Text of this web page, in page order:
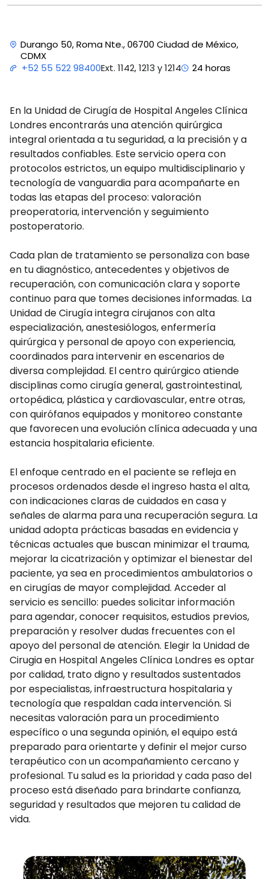
Durango 50, Roma Nte., 06700 Ciudad de México,
CDMX
+52 55 522 98400Ext. 1142, 1213 y 1214 24 horas
En la Unidad de Cirugía de Hospital Angeles Clínica
Londres encontrarás una atención quirúrgica
integral orientada a tu seguridad, a la precisión y a
resultados confiables. Este servicio opera con
protocolos estrictos, un equipo multidisciplinario y
tecnología de vanguardia para acompañarte en
todas las etapas del proceso: valoración
preoperatoria, intervención y seguimiento
postoperatorio.
Cada plan de tratamiento se personaliza con base
en tu diagnóstico, antecedentes y objetivos de
recuperación, con comunicación clara y soporte
continuo para que tomes decisiones informadas. La
Unidad de Cirugía integra cirujanos con alta
especialización, anestesiólogos, enfermería
quirúrgica y personal de apoyo con experiencia,
coordinados para intervenir en escenarios de
diversa complejidad. El centro quirúrgico atiende
disciplinas como cirugía general, gastrointestinal,
ortopédica, plástica y cardiovascular, entre otras,
con quirófanos equipados y monitoreo constante
que favorecen una evolución clínica adecuada y una
estancia hospitalaria eficiente.
El enfoque centrado en el paciente se refleja en
procesos ordenados desde el ingreso hasta el alta,
con indicaciones claras de cuidados en casa y
señales de alarma para una recuperación segura. La
unidad adopta prácticas basadas en evidencia y
técnicas actuales que buscan minimizar el trauma,
mejorar la cicatrización y optimizar el bienestar del
paciente, ya sea en procedimientos ambulatorios o
en cirugías de mayor complejidad. Acceder al
servicio es sencillo: puedes solicitar información
para agendar, conocer requisitos, estudios previos,
preparación y resolver dudas frecuentes con el
apoyo del personal de atención. Elegir la Unidad de
Cirugia en Hospital Angeles Clínica Londres es optar
por calidad, trato digno y resultados sustentados
por especialistas, infraestructura hospitalaria y
tecnología que respaldan cada intervención. Si
necesitas valoración para un procedimiento
específico o una segunda opinión, el equipo está
preparado para orientarte y definir el mejor curso
terapéutico con un acompañamiento cercano y
profesional. Tu salud es la prioridad y cada paso del
proceso está diseñado para brindarte confianza,
seguridad y resultados que mejoren tu calidad de
vida.